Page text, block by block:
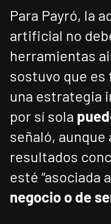
Para Payró, la
artificial no
herramientas
sostuvo que
una estrategia
por sí sola
señaló,
resultados
esté “asociada a
negocio o de